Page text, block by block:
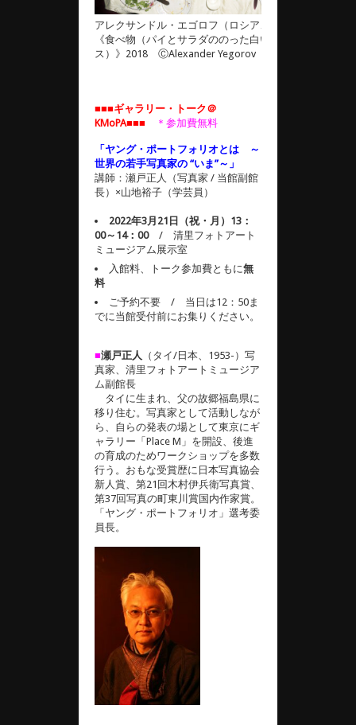
アレクサンドル・エゴロフ（ロシア、1987）
《食べ物（パイとサラダののった白いテーブルクロ
ス）》2018 ⒸAlexander Yegorov
■■■ギャラリー・トーク＠
KMoPA■■■
＊参加費無料
「ヤング・ポートフォリオとは ～
世界の若手写真家の “いま”～」
講師：瀬戸正人（写真家 / 当館副館
長）×山地裕子（学芸員）
2022年3月21日（祝・月）13：
00～14：00/ 清里フォトアート
ミュージアム展示室
入館料、トーク参加費ともに無
料
ご予約不要 / 当日は12：50ま
でに当館受付前にお集りください。
■瀬戸正人
（タイ/日本、1953-）写
真家、清里フォトアートミュージア
ム副館長
タイに生まれ、父の故郷福島県に
移り住む。写真家として活動しなが
ら、自らの発表の場として東京にギ
ャラリー「Place M」を開設、後進
の育成のためワークショップを多数
行う。おもな受賞歴に日本写真協会
新人賞、第21回木村伊兵衛写真賞、
第37回写真の町東川賞国内作家賞。
「ヤング・ポートフォリオ」選考委
員長。